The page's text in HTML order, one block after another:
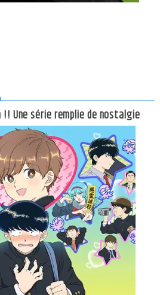
!! Une série remplie de nostalgie